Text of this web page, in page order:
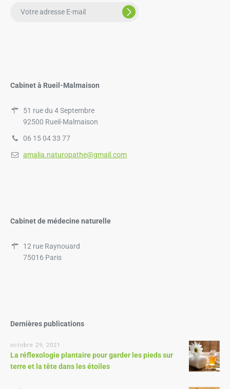
Cabinet à Rueil-Malmaison
51 rue du 4 Septembre
92500 Rueil-Malmaison
06 15 04 33 77
amalia.naturopathe@gmail.com
Cabinet de médecine naturelle
12 rue Raynouard
75016 Paris
Dernières publications
octobre 29, 2021
La réflexologie plantaire pour garder les pieds sur
terre et la tête dans les étoiles